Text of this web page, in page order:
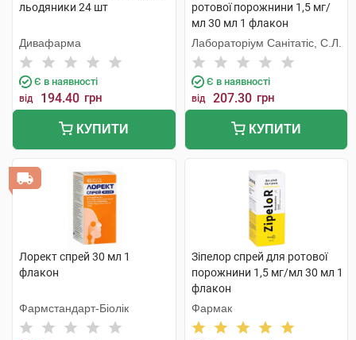
льодяники 24 шт
Дивафарма
Є в наявності
від 194.40 грн
КУПИТИ
ротової порожнини 1,5 мг/
мл 30 мл 1 флакон
Лабораторіум Санітатіс, С.Л.
Є в наявності
від 207.30 грн
КУПИТИ
Лорект спрей 30 мл 1
флакон
Фармстандарт-Біолік
Зіпелор спрей для ротової
порожнини 1,5 мг/мл 30 мл 1
флакон
Фармак